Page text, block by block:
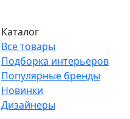
Каталог
Все товары
Подборка интерьеров
Популярные бренды
Новинки
Дизайнеры